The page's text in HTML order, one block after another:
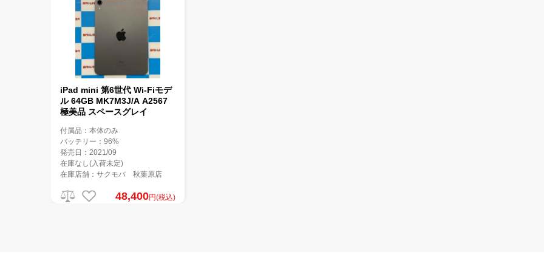
iPad mini 第6世代 Wi-Fiモデ
ル 64GB MK7M3J/A A2567
極美品 スペースグレイ
付属品：本体のみ
バッテリー：96%
発売日：2021/09
在庫なし(入荷未定)
在庫店舗：サクモバ 秋葉原店
48,400円(税込)